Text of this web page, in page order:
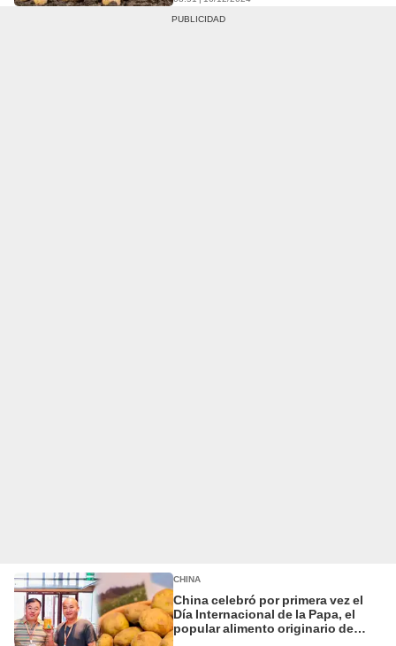
CHINA
China celebró por primera vez el
Día Internacional de la Papa, el
popular alimento originario de